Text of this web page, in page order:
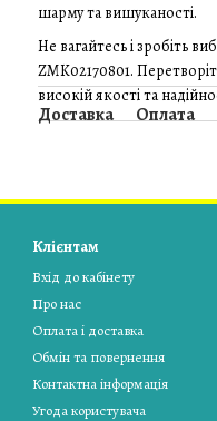
шарму та вишуканості.
Не вагайтесь і зробіть
ZMK02170801.
високій якості та
Доставка Оплата
Клієнтам
Вхід до кабінету
Про нас
Оплата і доставка
Обмін та повернення
Контактна інформація
Угода користувача